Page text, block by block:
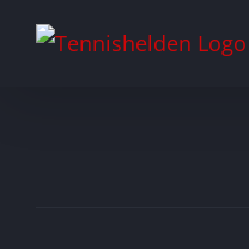
Zum